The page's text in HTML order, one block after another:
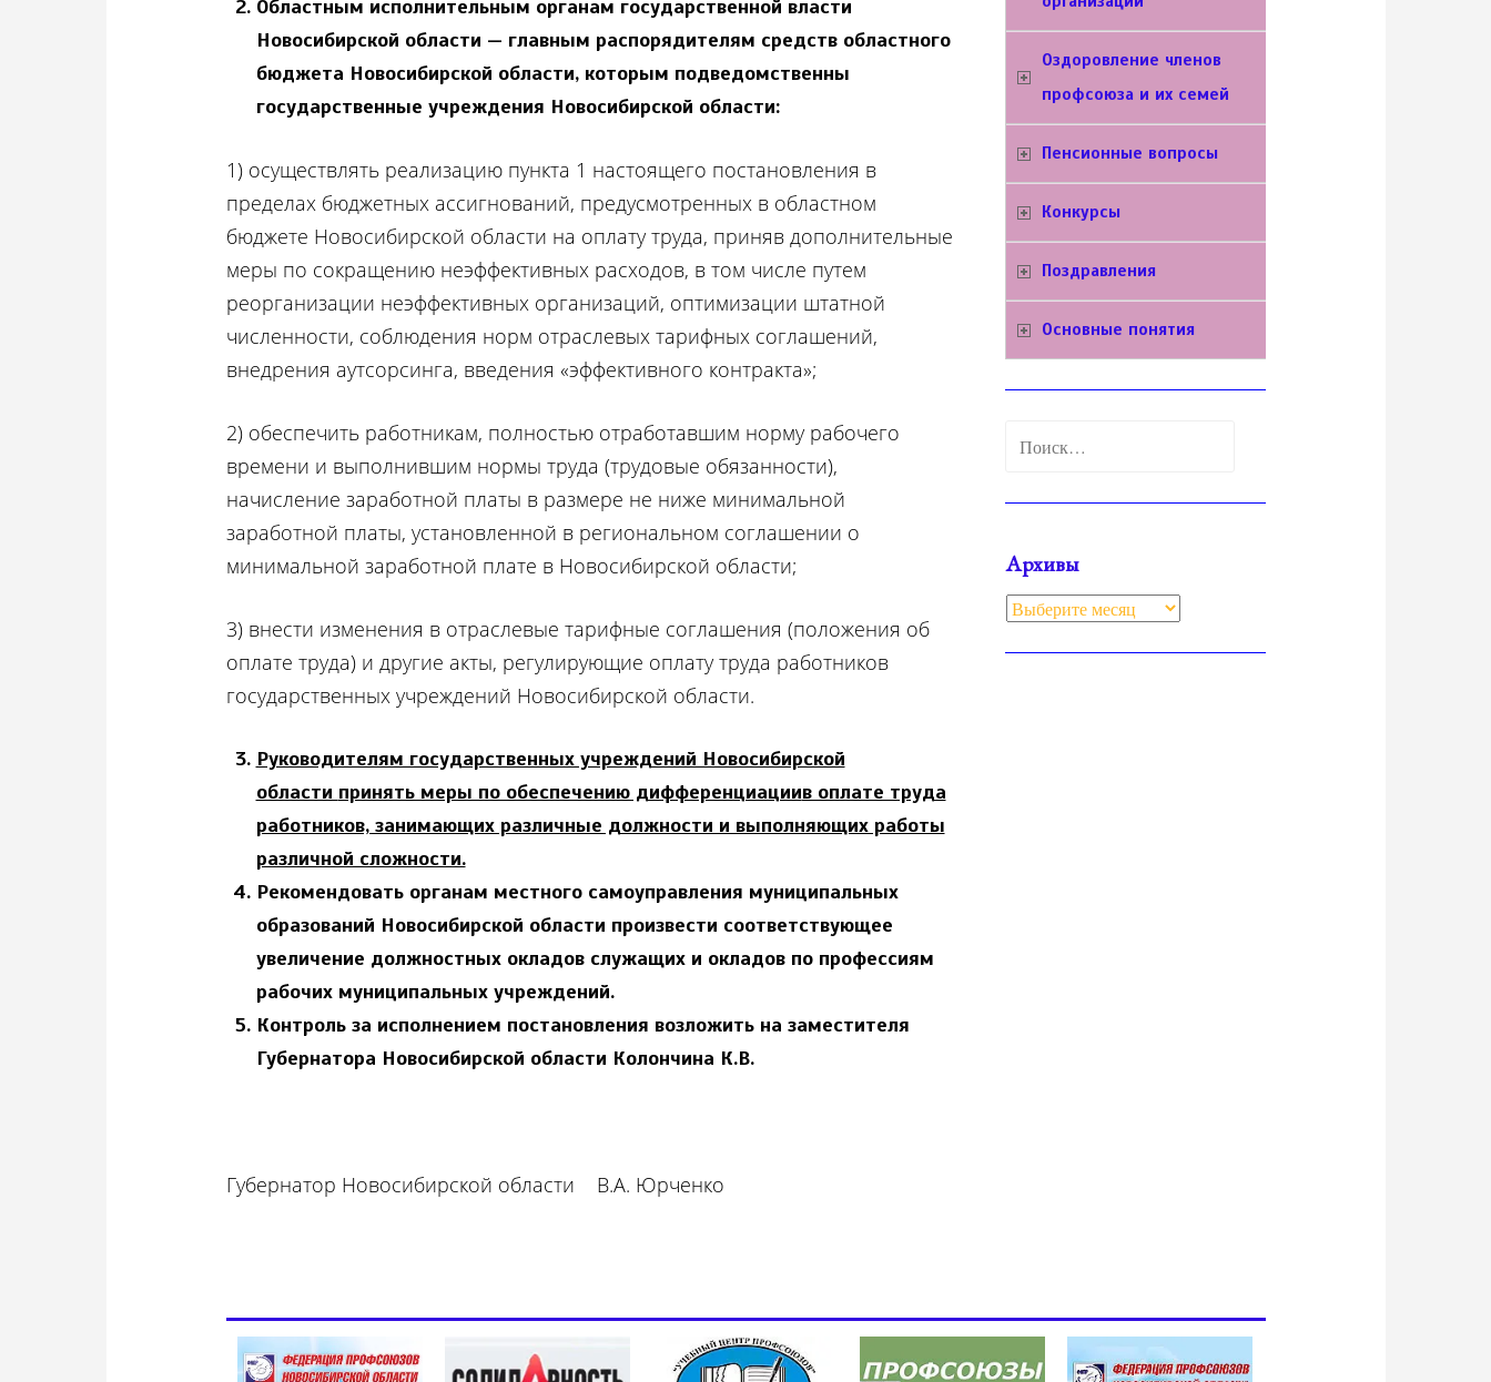
Областным исполнительным органам государственной власти
Новосибирской области — главным распорядителям средств областного
бюджета Новосибирской области, которым подведомственны
государственные учреждения Новосибирской области:
1) осуществлять реализацию пункта 1 настоящего постановления в
пределах бюджетных ассигнований, предусмотренных в областном
бюджете Новосибирской области на оплату труда, приняв дополнительные
меры по сокращению неэффективных расходов, в том числе путем
реорганизации неэффективных организаций, оптимизации штатной
численности, соблюдения норм отраслевых тарифных соглашений,
внедрения аутсорсинга, введения «эффективного контракта»;
2) обеспечить работникам, полностью отработавшим норму рабочего
времени и выполнившим нормы труда (трудовые обязанности),
начисление заработной платы в размере не ниже минимальной
заработной платы, установленной в региональном соглашении о
минимальной заработной плате в Новосибирской области;
3) внести изменения в отраслевые тарифные соглашения (положения об
оплате труда) и другие акты, регулирующие оплату труда работников
государственных учреждений Новосибирской области.
Руководителям государственных учреждений Новосибирской
области принять меры по обеспечению дифференциациив оплате труда
работников, занимающих различные должности и выполняющих работы
различной сложности.
Рекомендовать органам местного самоуправления муниципальных
образований Новосибирской области произвести соответствующее
увеличение должностных окладов служащих и окладов по профессиям
рабочих муниципальных учреждений.
Контроль за исполнением постановления возложить на заместителя
Губернатора Новосибирской области Колончина К.В.
Губернатор Новосибирской области В.А. Юрченко
Оздоровление членов
профсоюза и их семей
Пенсионные вопросы
Конкурсы
Поздравления
Основные понятия
Найти:
Архивы
Архивы